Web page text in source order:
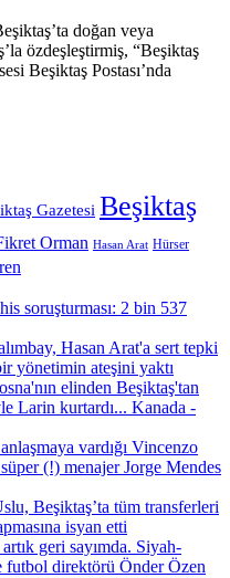
doğan veya
özdeşleştirmiş, “Beşiktaş
Beşiktaş Postası’nda
Gazetesi Beşiktaş
Orman Hasan Arat Hürser